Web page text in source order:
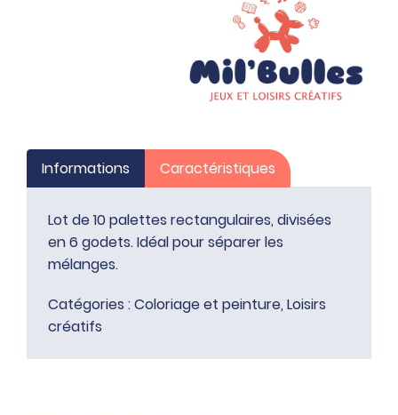
Informations Caractéristiques
Lot de 10 palettes rectangulaires, divisées
en 6 godets. Idéal pour séparer les
mélanges.
Catégories :Coloriage et peinture, Loisirs
créatifs